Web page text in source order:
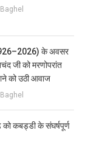
के अवसर
जी को मरणोपरांत
को उठी आवाज
कबड्डी के संघर्षपूर्ण